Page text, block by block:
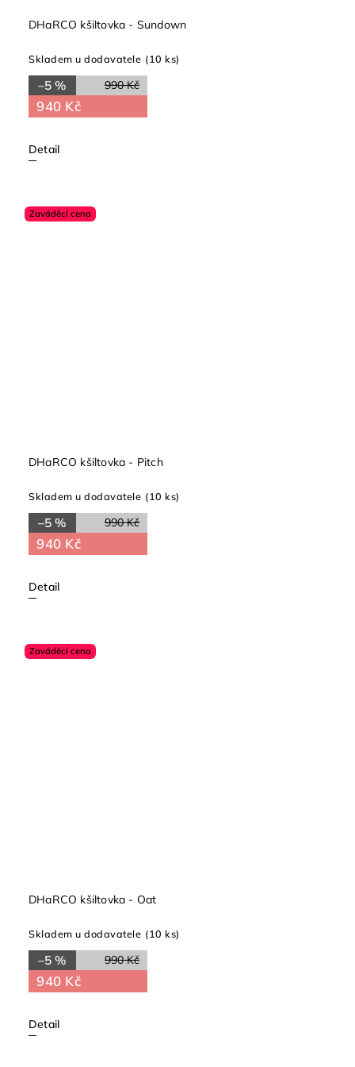
DHaRCO kšiltovka - Sundown
Skladem u dodavatele (10 ks)
990 Kč
–5 %
940 Kč
Detail
Zaváděcí cena
DHaRCO kšiltovka - Pitch
Skladem u dodavatele (10 ks)
990 Kč
–5 %
940 Kč
Detail
Zaváděcí cena
DHaRCO kšiltovka - Oat
Skladem u dodavatele (10 ks)
990 Kč
–5 %
940 Kč
Detail